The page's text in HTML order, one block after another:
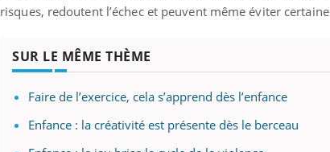
risques, redoutent l’échec et peuvent même éviter
SUR LE MÊME THÈME
Faire de l’exercice, cela s’apprend dès l’enfance
Enfance : la créativité est présente dès le berceau